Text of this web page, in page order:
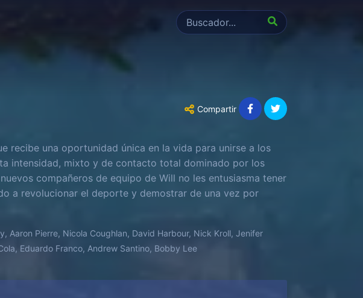
Compartir
recibe una oportunidad única en la vida para unirse a los
intensidad, mixto y de contacto total dominado por los
compañeros de equipo de Will no les entusiasma tener
a revolucionar el deporte y demostrar de una vez por
Aaron Pierre, Nicola Coughlan, David Harbour, Nick Kroll, Jenifer
Eduardo Franco, Andrew Santino, Bobby Lee